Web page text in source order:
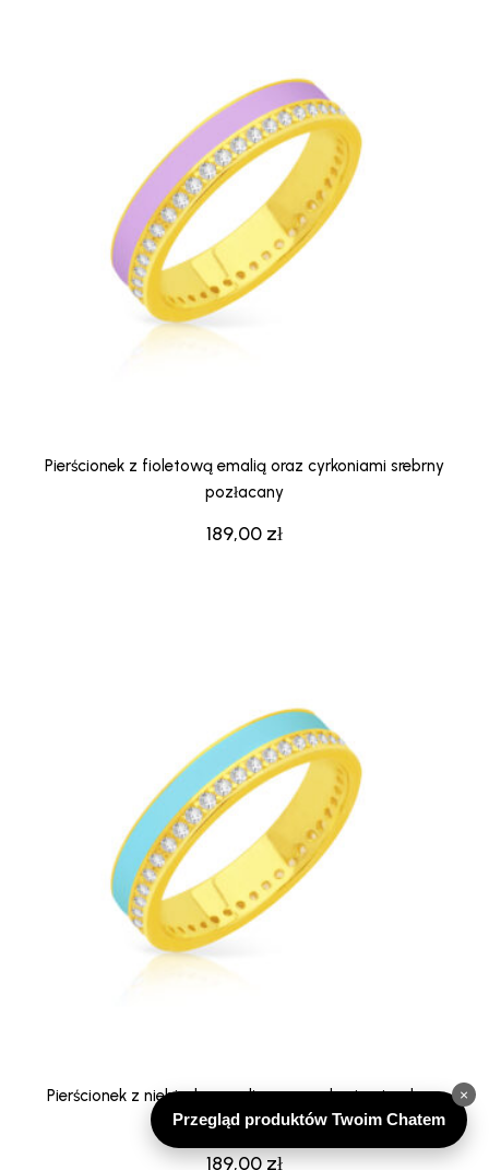
189,00 zł
Pierścionek z fioletową emalią oraz cyrkoniami srebrny
pozłacany
189,00zł
Pierścionek z niebieską emalią oraz cyrkoniami srebrny
pozłacany
×
Przegląd produktów Twoim Chatem